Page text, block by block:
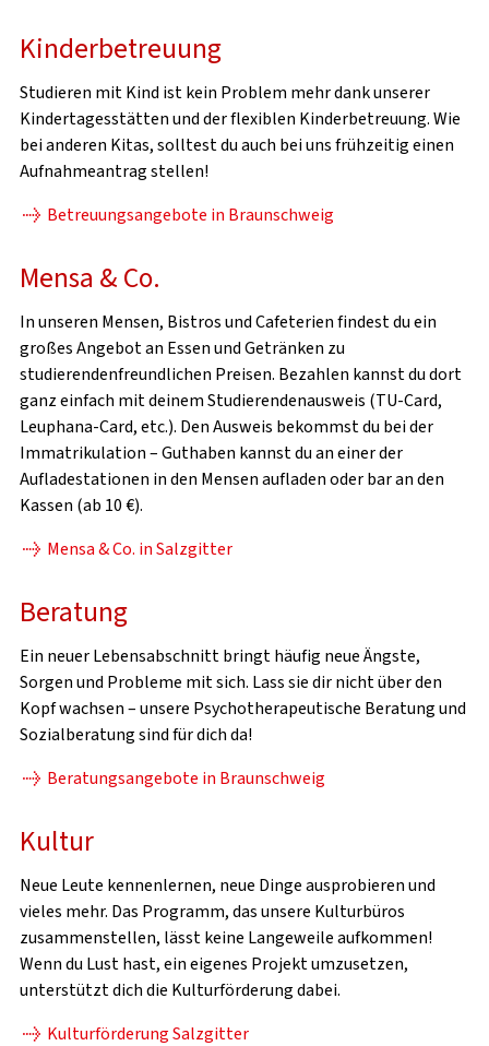
Kinderbetreuung
Studieren mit Kind ist kein Problem mehr dank unserer
Kindertagesstätten und der flexiblen Kinderbetreuung. Wie
bei anderen Kitas, solltest du auch bei uns frühzeitig einen
Aufnahmeantrag stellen!
Betreuungsangebote in Braunschweig
Mensa & Co.
In unseren Mensen, Bistros und Cafeterien findest du ein
großes Angebot an Essen und Getränken zu
studierendenfreundlichen Preisen. Bezahlen kannst du dort
ganz einfach mit deinem Studierendenausweis (TU-Card,
Leuphana-Card, etc.). Den Ausweis bekommst du bei der
Immatrikulation – Guthaben kannst du an einer der
Aufladestationen in den Mensen aufladen oder bar an den
Kassen (ab 10 €).
Mensa & Co. in Salzgitter
Beratung
Ein neuer Lebensabschnitt bringt häufig neue Ängste,
Sorgen und Probleme mit sich. Lass sie dir nicht über den
Kopf wachsen – unsere Psychotherapeutische Beratung und
Sozialberatung sind für dich da!
Beratungsangebote in Braunschweig
Kultur
Neue Leute kennenlernen, neue Dinge ausprobieren und
vieles mehr. Das Programm, das unsere Kulturbüros
zusammenstellen, lässt keine Langeweile aufkommen!
Wenn du Lust hast, ein eigenes Projekt umzusetzen,
unterstützt dich die Kulturförderung dabei.
Kulturförderung Salzgitter